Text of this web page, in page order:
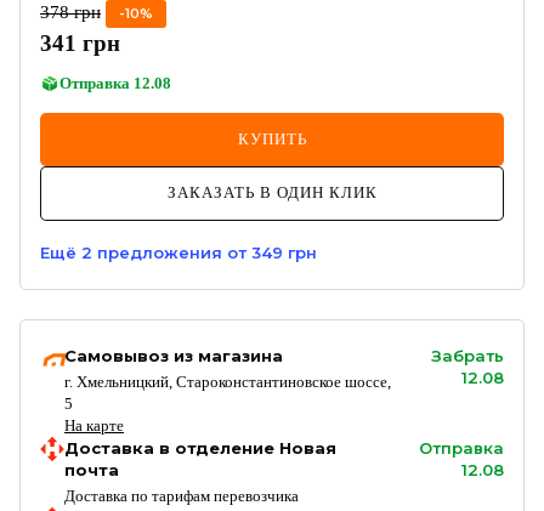
378 грн -10%
341 грн
Отправка 12.08
КУПИТЬ
ЗАКАЗАТЬ В ОДИН КЛИК
Ещё 2 предложения от 349 грн
Самовывоз из магазина
г. Хмельницкий, Староконстантиновское шоссе,
5
На карте
Забрать
12.08
Доставка в отделение Новая
почта
Доставка по тарифам перевозчика
Отправка
12.08